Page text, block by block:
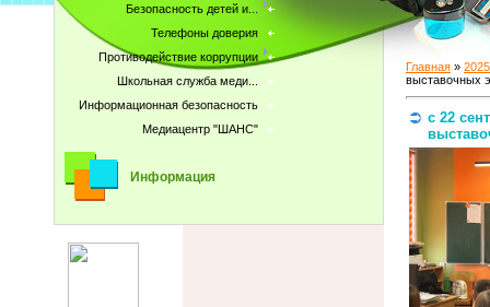
Безопасность детей и...
Телефоны доверия
Противодействие коррупции
Школьная служба меди...
Информационная безопасность
Медиацентр "ШАНС"
Информация
Главная » 2025
выставочных
с 22